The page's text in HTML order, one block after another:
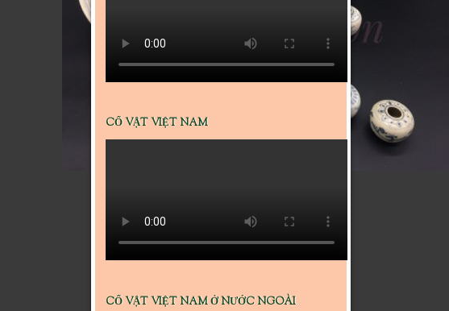
CỔ VẬT VIỆT NAM
CỔ VẬT VIỆT NAM Ở NƯỚC NGOÀI